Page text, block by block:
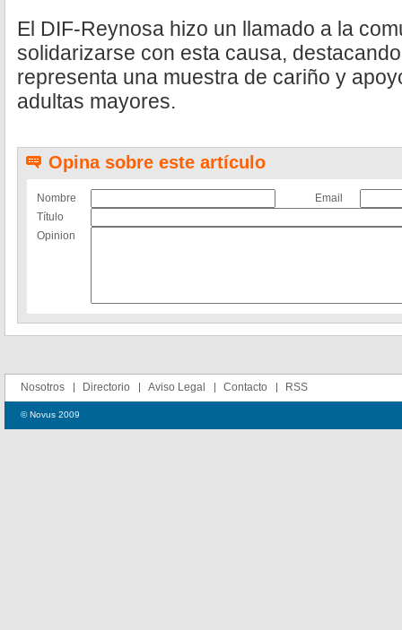
El DIF-Reynosa hizo un llamado a la
solidarizarse con esta causa,
representa una muestra de cariño y
adultas mayores.
Opina sobre este artículo
Nombre
Email
Título
Opinion
Nosotros Directorio Aviso Legal Contacto RSS
© Novus 2009